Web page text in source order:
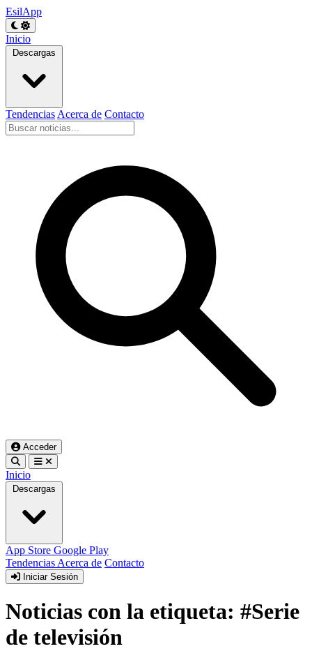
EsilApp
Inicio
Descargas
Tendencias Acerca de Contacto
Acceder
Inicio
Descargas
App Store Google Play
Tendencias Acerca de Contacto
Iniciar Sesión
Noticias con la etiqueta: #Serie
de televisión